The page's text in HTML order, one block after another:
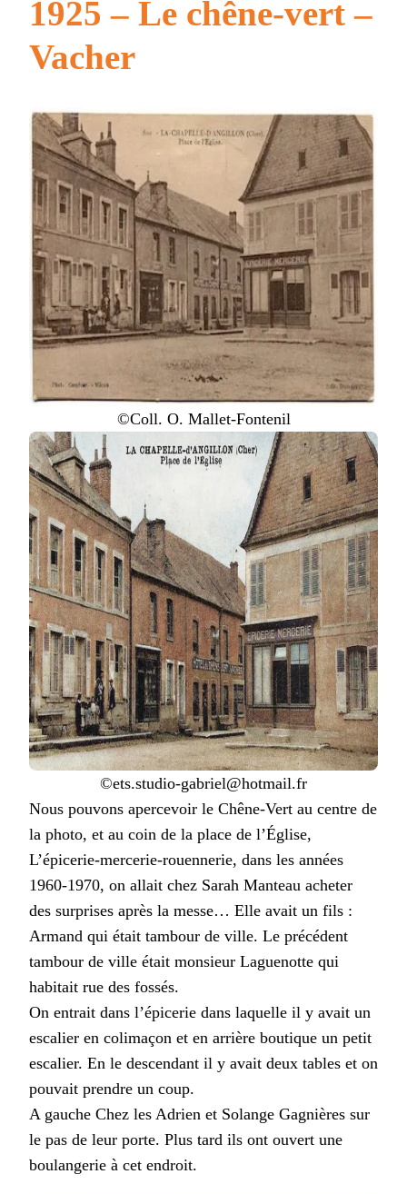
1925 – Le chêne-vert –
Vacher
©Coll. O. Mallet-Fontenil
©ets.studio-gabriel@hotmail.fr
Nous pouvons apercevoir le Chêne-Vert au centre de
la photo, et au coin de la place de l’Église,
L’épicerie-mercerie-rouennerie, dans les années
1960-1970, on allait chez Sarah Manteau acheter
des surprises après la messe… Elle avait un fils :
Armand qui était tambour de ville. Le précédent
tambour de ville était monsieur Laguenotte qui
habitait rue des fossés.
On entrait dans l’épicerie dans laquelle il y avait un
escalier en colimaçon et en arrière boutique un petit
escalier. En le descendant il y avait deux tables et on
pouvait prendre un coup.
A gauche Chez les Adrien et Solange Gagnières sur
le pas de leur porte. Plus tard ils ont ouvert une
boulangerie à cet endroit.